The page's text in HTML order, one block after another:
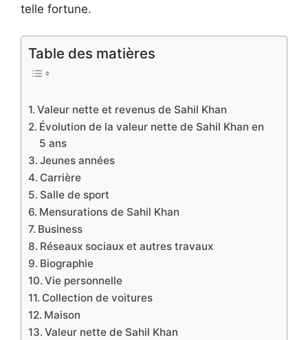
telle fortune.
Table des matières
Valeur nette et revenus de Sahil Khan
Évolution de la valeur nette de Sahil Khan en
5 ans
Jeunes années
Carrière
Salle de sport
Mensurations de Sahil Khan
Business
Réseaux sociaux et autres travaux
Biographie
Vie personnelle
Collection de voitures
Maison
Valeur nette de Sahil Khan